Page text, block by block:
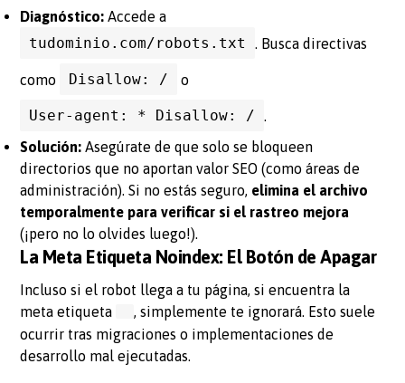
Diagnóstico: Accede a
tudominio.com/robots.txt . Busca directivas
como Disallow: / o
User-agent: * Disallow: /
.
Solución: Asegúrate de que solo se bloqueen
directorios que no aportan valor SEO (como áreas de
administración). Si no estás seguro, elimina el archivo
temporalmente para verificar si el rastreo mejora
(¡pero no lo olvides luego!).
La Meta Etiqueta Noindex: El Botón de Apagar
Incluso si el robot llega a tu página, si encuentra la
meta etiqueta
, simplemente te ignorará. Esto suele
ocurrir tras migraciones o implementaciones de
desarrollo mal ejecutadas.